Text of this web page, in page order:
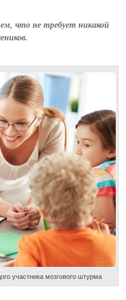
что не требует никакой
участника мозгового штурма